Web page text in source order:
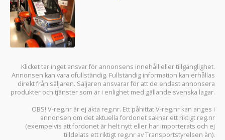
Klicket tar inget ansvar för annonsens innehåll eller tillgänglighet.
Annonsen kan vara ofullständig. Fullständig information kan erhållas
direkt från säljaren. Säljaren ansvarar för att de endast annonsera
produkter och tjänster som är i enlighet med gällande svenska lagar.
OBS! V-reg.nr är ej äkta reg.nr. Ett påhittat V-reg.nr kan anges i
annonsen om det aktuella fordonet saknar ett riktigt reg.nr
(exempelvis att fordonet är helt nytt eller har importerats och ej
tilldelats ett riktigt reg.nr av Transportstyrelsen än).